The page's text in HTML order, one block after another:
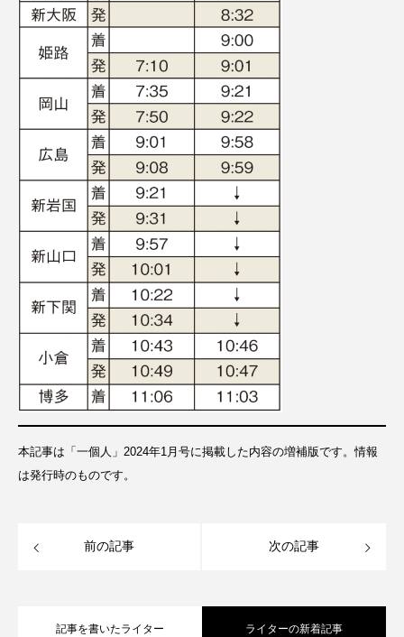
本記事は「一個人」2024年1月号に掲載した内容の増補版です。情報
は発行時のものです。
前の記事 次の記事
記事を書いたライター ライターの新着記事